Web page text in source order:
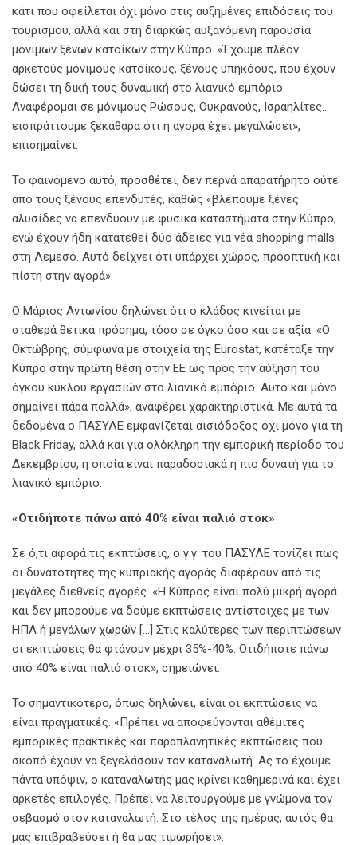
κάτι που οφείλεται όχι μόνο στις αυξημένες επιδόσεις του
τουρισμού, αλλά και στη διαρκώς αυξανόμενη παρουσία
μόνιμων ξένων κατοίκων στην Κύπρο. «Έχουμε πλέον
αρκετούς μόνιμους κατοίκους, ξένους υπηκόους, που έχουν
δώσει τη δική τους δυναμική στο λιανικό εμπόριο.
Αναφέρομαι σε μόνιμους Ρώσους, Ουκρανούς, Ισραηλίτες…
εισπράττουμε ξεκάθαρα ότι η αγορά έχει μεγαλώσει»,
επισημαίνει.
Το φαινόμενο αυτό, προσθέτει, δεν περνά απαρατήρητο ούτε
από τους ξένους επενδυτές, καθώς «βλέπουμε ξένες
αλυσίδες να επενδύουν με φυσικά καταστήματα στην Κύπρο,
ενώ έχουν ήδη κατατεθεί δύο άδειες για νέα shopping malls
στη Λεμεσό. Αυτό δείχνει ότι υπάρχει χώρος, προοπτική και
πίστη στην αγορά».
Ο Μάριος Αντωνίου δηλώνει ότι ο κλάδος κινείται με
σταθερά θετικά πρόσημα, τόσο σε όγκο όσο και σε αξία. «Ο
Οκτώβρης, σύμφωνα με στοιχεία της Eurostat, κατέταξε την
Κύπρο στην πρώτη θέση στην ΕΕ ως προς την αύξηση του
όγκου κύκλου εργασιών στο λιανικό εμπόριο. Αυτό και μόνο
σημαίνει πάρα πολλά», αναφέρει χαρακτηριστικά. Με αυτά τα
δεδομένα ο ΠΑΣΥΛΕ εμφανίζεται αισιόδοξος όχι μόνο για τη
Black Friday, αλλά και για ολόκληρη την εμπορική περίοδο του
Δεκεμβρίου, η οποία είναι παραδοσιακά η πιο δυνατή για το
λιανικό εμπόριο.
«Οτιδήποτε πάνω από 40% είναι παλιό στοκ»
Σε ό,τι αφορά τις εκπτώσεις, ο γ.γ. του ΠΑΣΥΛΕ τονίζει πως
οι δυνατότητες της κυπριακής αγοράς διαφέρουν από τις
μεγάλες διεθνείς αγορές. «Η Κύπρος είναι πολύ μικρή αγορά
και δεν μπορούμε να δούμε εκπτώσεις αντίστοιχες με των
ΗΠΑ ή μεγάλων χωρών […] Στις καλύτερες των περιπτώσεων
οι εκπτώσεις θα φτάνουν μέχρι 35%-40%. Οτιδήποτε πάνω
από 40% είναι παλιό στοκ», σημειώνει.
Το σημαντικότερο, όπως δηλώνει, είναι οι εκπτώσεις να
είναι πραγματικές. «Πρέπει να αποφεύγονται αθέμιτες
εμπορικές πρακτικές και παραπλανητικές εκπτώσεις που
σκοπό έχουν να ξεγελάσουν τον καταναλωτή. Ας το έχουμε
πάντα υπόψιν, ο καταναλωτής μας κρίνει καθημερινά και έχει
αρκετές επιλογές. Πρέπει να λειτουργούμε με γνώμονα τον
σεβασμό στον καταναλωτή. Στο τέλος της ημέρας, αυτός θα
μας επιβραβεύσει ή θα μας τιμωρήσει».